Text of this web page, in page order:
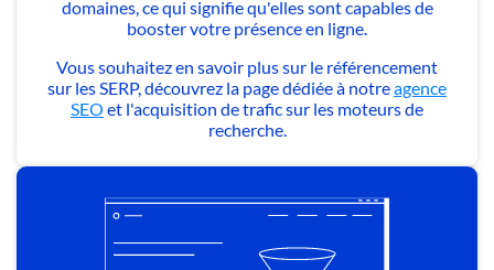
domaines, ce qui signifie qu'elles sont capables de
booster votre présence en ligne.
Vous souhaitez en savoir plus sur le référencement
sur les SERP, découvrez la page dédiée à notreagence
SEO et l'acquisition de trafic sur les moteurs de
recherche.